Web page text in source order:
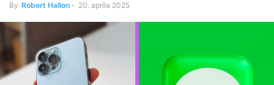
By Róbert Hallon - 20. apríla 2025